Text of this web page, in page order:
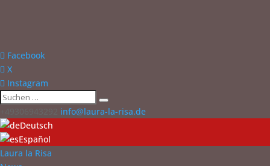
Facebook
X
Instagram
info@laura-la-risa.de
Deutsch
Español
Laura la Risa